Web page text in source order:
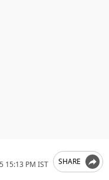
15:13 PM IST SHARE